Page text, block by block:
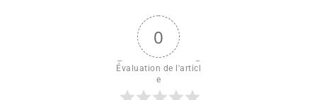
0
Évaluation de l'articl
e